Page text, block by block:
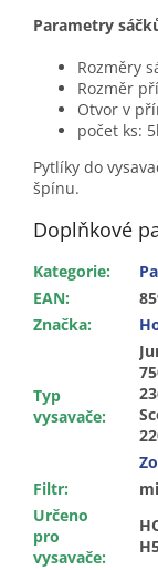
Parametry
Rozměry
Rozměr
Otvor v
počet ks:
Pytlíky do
špínu.
Doplňkové
Kategorie:
EAN:
Značka:
Typ
vysavače:
Filtr:
Určeno
pro
vysavače: